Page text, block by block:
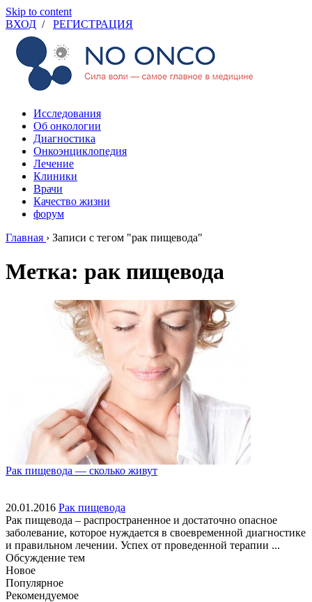
Skip to content
ВХОД / РЕГИСТРАЦИЯ
Исследования
Об онкологии
Диагностика
Онкоэнциклопедия
Лечение
Клиники
Врачи
Качество жизни
форум
Главная › Записи с тегом "рак пищевода"
Метка: рак пищевода
Рак пищевода — сколько живут
20.01.2016 Рак пищевода
Рак пищевода – распространенное и достаточно опасное
заболевание, которое нуждается в своевременной диагностике
и правильном лечении. Успех от проведенной терапии ...
Обсуждение тем
Новое
Популярное
Рекомендуемое